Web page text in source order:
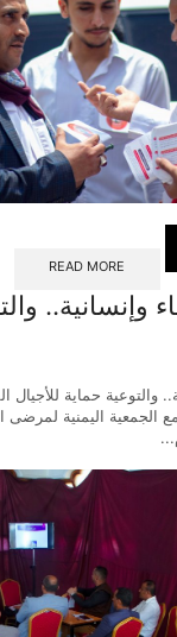
READ MORE
وإنسانية..
والتوعية حماية للأجيال
الجمعية اليمنية لمرضى